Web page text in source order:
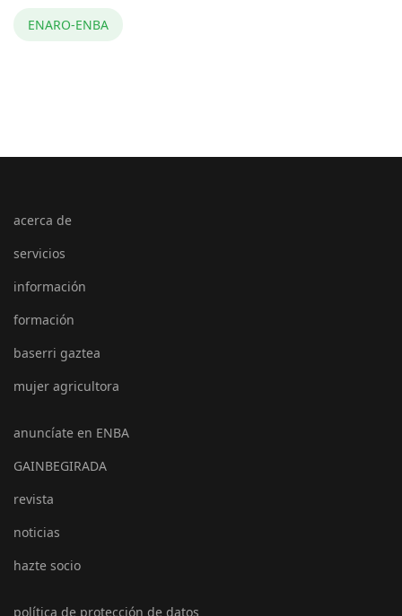
ENARO-ENBA
acerca de
servicios
información
formación
baserri gaztea
mujer agricultora
anuncíate en ENBA
GAINBEGIRADA
revista
noticias
hazte socio
política de protección de datos